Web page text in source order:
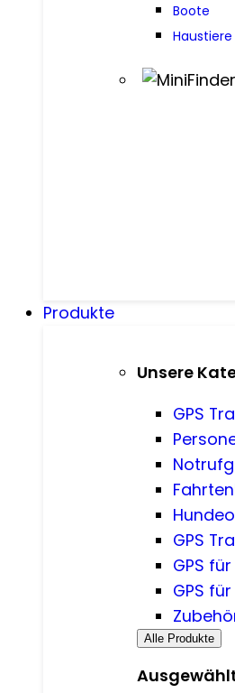
Boote
Haustiere
Produkte
Unsere
GPS
GPS
GPS
GPS
Alle Produkte